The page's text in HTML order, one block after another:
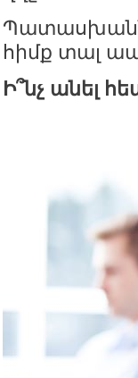
հիմք տալ
Ի՞նչ անել